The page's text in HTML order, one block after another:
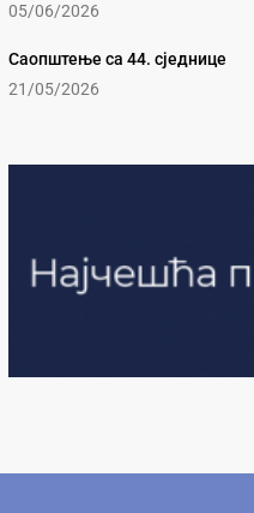
05/06/2026
Саопштење са 44. сједнице
21/05/2026